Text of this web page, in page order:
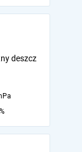
deszcz